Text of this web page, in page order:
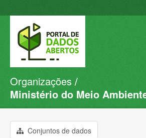
Conjuntos de dados
Organizações
Sobre
Organizações
Ministério do Meio
Conjuntos de dados